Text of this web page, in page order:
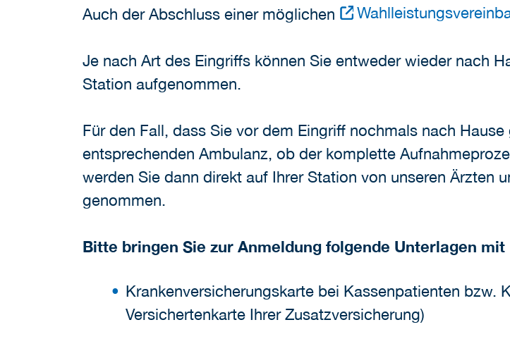
Auch der Abschluss einer möglichen
Je nach Art des Eingriffs können Sie entweder wieder nach
Station aufgenommen.
Für den Fall, dass Sie vor dem Eingriff nochmals nach
entsprechenden Ambulanz, ob der komplette
werden Sie dann direkt auf Ihrer Station von unseren Ärzten
genommen.
Bitte bringen Sie zur Anmeldung folgende Unterlagen mit
Krankenversicherungskarte bei Kassenpatienten bzw.
Versichertenkarte Ihrer Zusatzversicherung)